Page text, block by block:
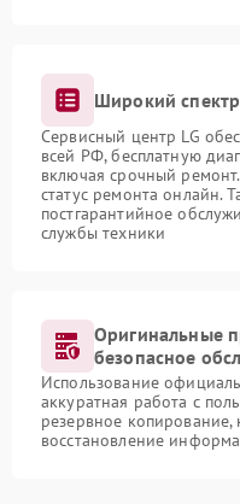
Широкий спектр
Сервисный центр LG
всей РФ, бесплатную
включая срочный
статус ремонта онлайн.
постгарантийное
службы техники
Оригинальные
безопасное
Использование
аккуратная работа с
резервное
восстановление